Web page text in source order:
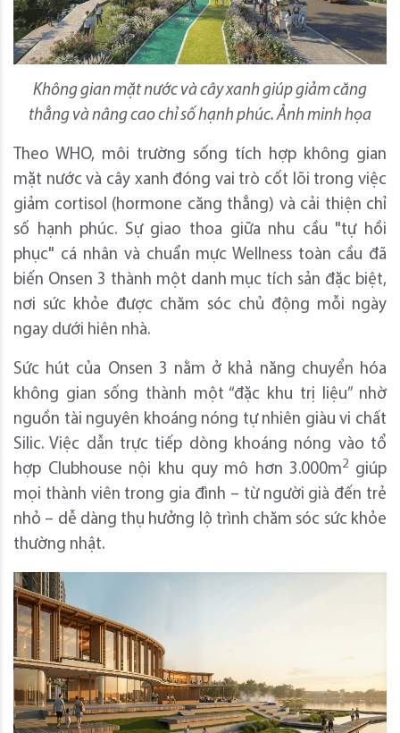
Không gian mặt nước và cây xanh giúp giảm căng
thẳng và nâng cao chỉ số hạnh phúc. Ảnh minh họa
Theo WHO, môi trường sống tích hợp không gian
mặt nước và cây xanh đóng vai trò cốt lõi trong việc
giảm cortisol (hormone căng thẳng) và cải thiện chỉ
số hạnh phúc. Sự giao thoa giữa nhu cầu "tự hồi
phục" cá nhân và chuẩn mực Wellness toàn cầu đã
biến Onsen 3 thành một danh mục tích sản đặc biệt,
nơi sức khỏe được chăm sóc chủ động mỗi ngày
ngay dưới hiên nhà.
Sức hút của Onsen 3 nằm ở khả năng chuyển hóa
không gian sống thành một “đặc khu trị liệu” nhờ
nguồn tài nguyên khoáng nóng tự nhiên giàu vi chất
Silic. Việc dẫn trực tiếp dòng khoáng nóng vào tổ
hợp Clubhouse nội khu quy mô hơn 3.000m2 giúp
mọi thành viên trong gia đình – từ người già đến trẻ
nhỏ – dễ dàng thụ hưởng lộ trình chăm sóc sức khỏe
thường nhật.